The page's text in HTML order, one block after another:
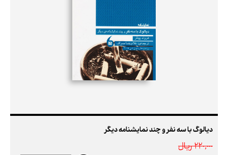
دیالوگ با سه نفر و چند نمایشنامه دیگر
220,000 ريال